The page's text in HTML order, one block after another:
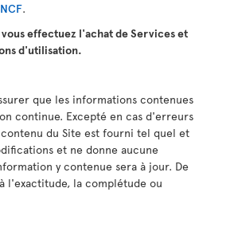
.
effectuez l'achat de Services et
d'utilisation.
que les informations contenues
continue. Excepté en cas d'erreurs
contenu du Site est fourni tel quel et
et ne donne aucune
y contenue sera à jour. De
l'exactitude, la complétude ou